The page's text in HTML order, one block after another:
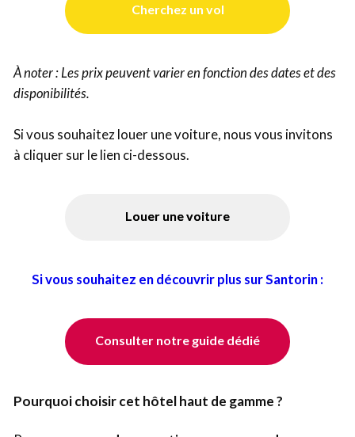
Cherchez un vol
À noter : Les prix peuvent varier en fonction des dates et des
disponibilités.
Si vous souhaitez louer une voiture, nous vous invitons
à cliquer sur le lien ci-dessous.
Louer une voiture
Si vous souhaitez en découvrir plus sur Santorin :
Consulter notre guide dédié
Pourquoi choisir cet hôtel haut de gamme ?